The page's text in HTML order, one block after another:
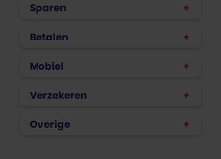
Sparen
Betalen
Mobiel
Verzekeren
Overige